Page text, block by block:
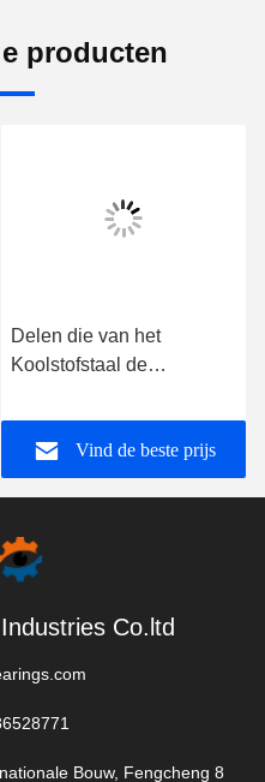
producten
Delen die van het
Koolstofstaal de
Metallurgietoestellen
vormen van het
Afgietselpoeder
Vind de beste prijs
Co.ltd
Bouw, Fengcheng 8